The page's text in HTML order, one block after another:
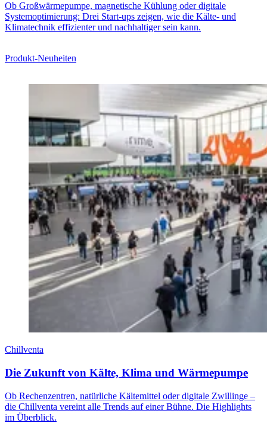
Ob Großwärmepumpe, magnetische Kühlung oder digitale
Systemoptimierung: Drei Start-ups zeigen, wie die Kälte- und
Klimatechnik effizienter und nachhaltiger sein kann.
Produkt-Neuheiten
Chillventa
Die Zukunft von Kälte, Klima und Wärmepumpe
Ob Rechenzentren, natürliche Kältemittel oder digitale Zwillinge –
die Chillventa vereint alle Trends auf einer Bühne. Die Highlights
im Überblick.